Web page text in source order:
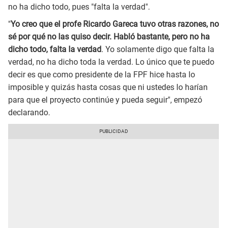
no ha dicho todo, pues "falta la verdad".
"Yo creo que el profe Ricardo Gareca tuvo otras razones, no
sé por qué no las quiso decir. Habló bastante, pero no ha
dicho todo, falta la verdad. Yo solamente digo que falta la
verdad, no ha dicho toda la verdad. Lo único que te puedo
decir es que como presidente de la FPF hice hasta lo
imposible y quizás hasta cosas que ni ustedes lo harían
para que el proyecto continúe y pueda seguir", empezó
declarando.